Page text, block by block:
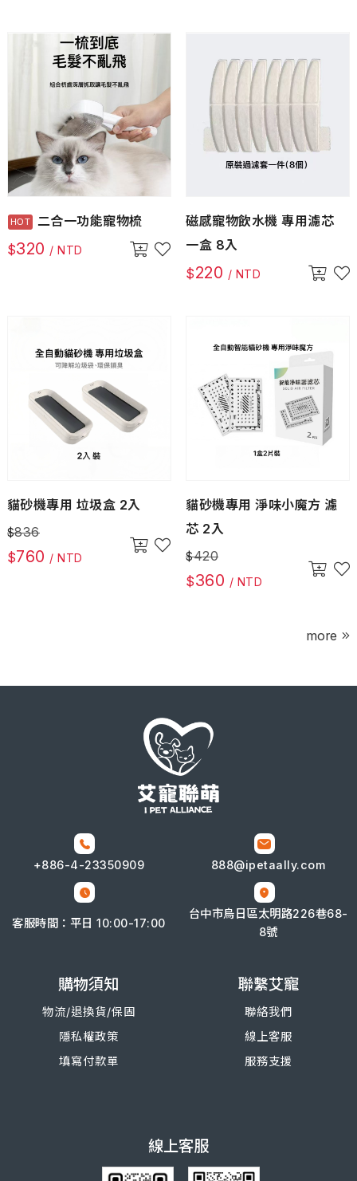
二合一功能寵物梳
$320 / NTD
磁感寵物飲水機 專用濾芯
一盒 8入
$220 / NTD
貓砂機專用 垃圾盒 2入
$836
$760 / NTD
貓砂機專用 淨味小魔方 濾
芯 2入
$420
$360 / NTD
more
+886-4-23350909 888@ipetaally.com
客服時間：平日 10:00-17:00
台中市烏日區太明路226巷68-
8號
購物須知
物流/退換貨/保固
隱私權政策
填寫付款單
聯繫艾寵
聯絡我們
線上客服
服務支援
線上客服